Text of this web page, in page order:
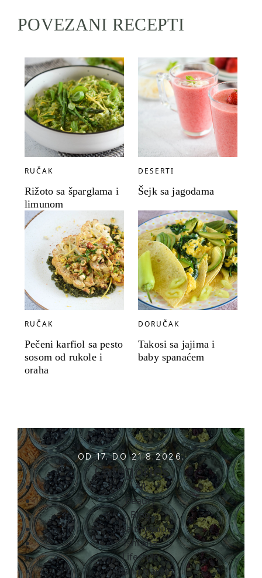
POVEZANI RECEPTI
RUČAK
Rižoto sa šparglama i
limunom
DESERTI
Šejk sa jagodama
RUČAK
Pečeni karfiol sa pesto
sosom od rukole i
oraha
DORUČAK
Takosi sa jajima i
baby spanaćem
OD 17. DO 21.8.2026.
Categories
All
Beauty
Blog
Healthy you
Ishrana
Lifestyle
Tatjana travels